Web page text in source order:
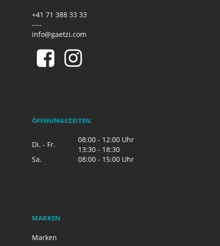
+41 71 388 33 33
----
info@gaetzi.com
ÖFFNUNGSZEITEN
Di. - Fr.
08:00 - 12:00 Uhr
13:30 - 18:30
Sa.
08:00 - 15:00 Uhr
MARKEN
Marken